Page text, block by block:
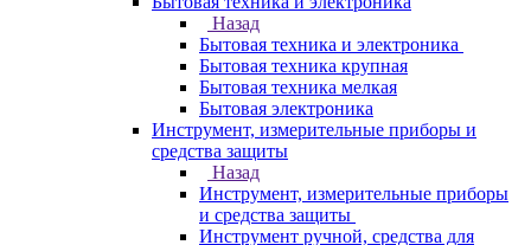
Назад
Бытовая техника и электроника
Бытовая техника крупная
Бытовая техника мелкая
Бытовая электроника
Инструмент, измерительные приборы и
средства защиты
Назад
Инструмент, измерительные приборы
и средства защиты
Инструмент ручной, средства для